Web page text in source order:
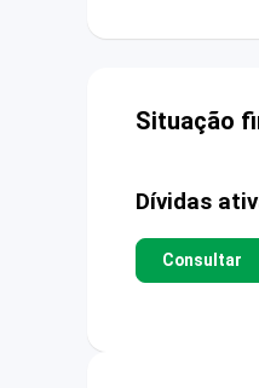
Situação
Dívidas
Consultar